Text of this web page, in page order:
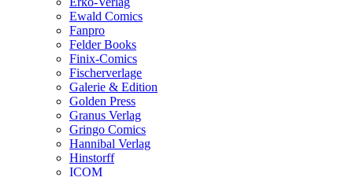
Ewald Comics
Fanpro
Felder Books
Finix-Comics
Fischerverlage
Galerie & Edition
Golden Press
Granus Verlag
Gringo Comics
Hannibal Verlag
Hinstorff
ICOM